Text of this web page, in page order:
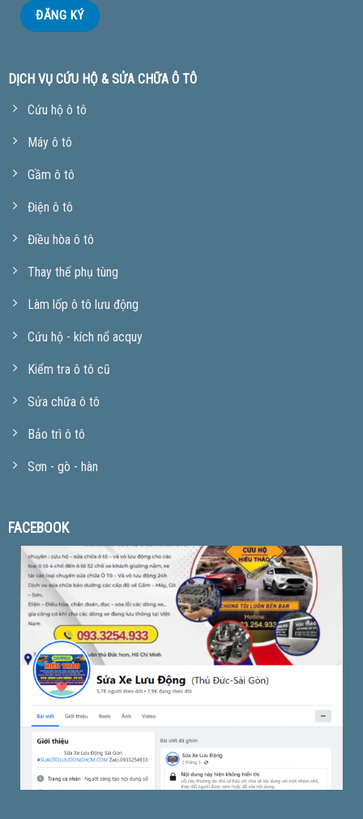
DỊCH VỤ CỨU HỘ & SỬA CHỮA Ô TÔ
Cứu hộ ô tô
Máy ô tô
Gầm ô tô
Điện ô tô
Điều hòa ô tô
Thay thế phụ tùng
Làm lốp ô tô lưu động
Cứu hộ - kích nổ acquy
Kiểm tra ô tô cũ
Sửa chữa ô tô
Bảo trì ô tô
Sơn - gò - hàn
FACEBOOK